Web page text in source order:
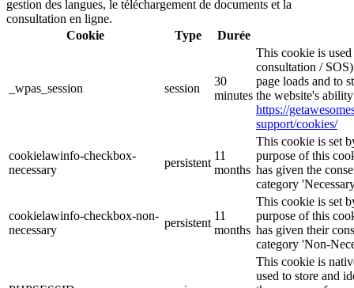
gestion des langues, le téléchargement de documents et la
consultation en ligne.
Cookie
Type Durée
_wpas_session session
30
minutes
This cookie is
consultation /
page loads and to
the website's
https://
support/cookies/
cookielawinfo-checkbox-
necessary
persistent
11
months
This cookie is set
purpose of this
has given the
category
cookielawinfo-checkbox-non-
necessary
persistent
11
months
This cookie is set
purpose of this
has given their
category 'Non-
This cookie is
used to store and